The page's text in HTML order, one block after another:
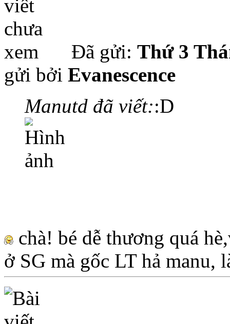
Đã gửi: Thứ 3
gửi bởi Evanescence
Manutd đã viết::D
chà! bé dễ thương quá
ở SG mà gốc LT hả manu,